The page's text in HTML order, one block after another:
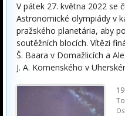
V pátek 27. května 2022 se
Astronomické olympiády v
pražského planetária, aby
soutěžních blocích. Vítězi
Š. Baara v Domažlicích a
J. A. Komenského v